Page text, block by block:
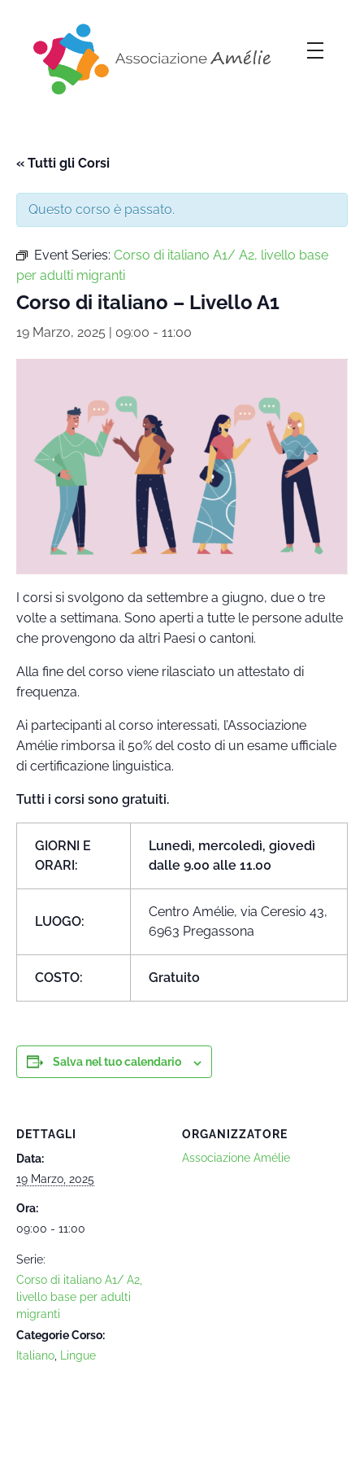
« Tutti gli Corsi
Questo corso è passato.
Event Series: Corso di italiano A1/ A2, livello base
per adulti migranti
Corso di italiano – Livello A1
19 Marzo, 2025 | 09:00 - 11:00
I corsi si svolgono da settembre a giugno, due o tre
volte a settimana. Sono aperti a tutte le persone adulte
che provengono da altri Paesi o cantoni.
Alla fine del corso viene rilasciato un attestato di
frequenza.
Ai partecipanti al corso interessati, l’Associazione
Amélie rimborsa il 50% del costo di un esame ufficiale
di certificazione linguistica.
Tutti i corsi sono gratuiti.
GIORNI E
ORARI:
Lunedì, mercoledì, giovedì
dalle 9.00 alle 11.00
LUOGO:
Centro Amélie, via Ceresio 43,
6963 Pregassona
COSTO: Gratuito
Salva nel tuo calendario
DETTAGLI
Data:
19 Marzo, 2025
Ora:
09:00 - 11:00
Serie:
Corso di italiano A1/ A2,
livello base per adulti
migranti
Categorie Corso:
Italiano
Lingue
ORGANIZZATORE
Associazione Amélie